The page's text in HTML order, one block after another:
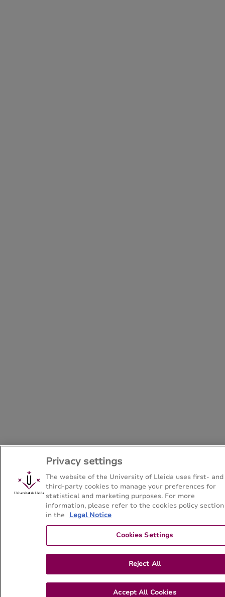
Privacy settings
The website of the University of Lleida uses first- and
third-party cookies to manage your preferences for
statistical and marketing purposes. For more
information, please refer to the cookies policy section
in the
Legal Notice
Cookies Settings
Reject All
Accept All Cookies